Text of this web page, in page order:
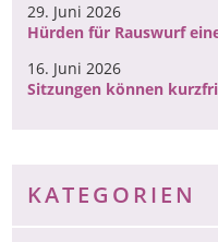
29. Juni 2026
Hürden für Rauswurf
16. Juni 2026
Sitzungen können
KATEGORIEN